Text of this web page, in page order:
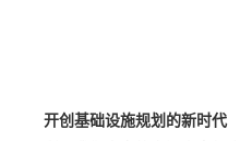
开创基础设施规划的新时代